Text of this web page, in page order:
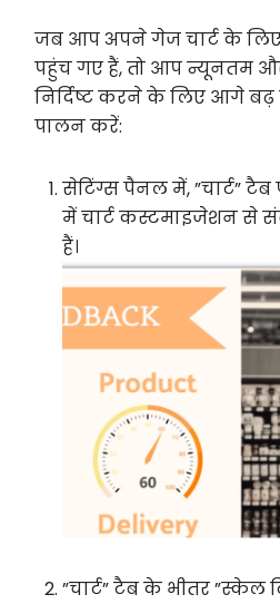
जब आप अपने गेज चार्ट के
पहुंच गए हैं, तो आप न्यूनतम
निर्दिष्ट करने के लिए आगे
पालन करें:
सेटिंग्स पैनल में, ”चार्ट”
में चार्ट कस्टमाइजेशन से
हैं।
”चार्ट” टैब के भीतर ”स्केल